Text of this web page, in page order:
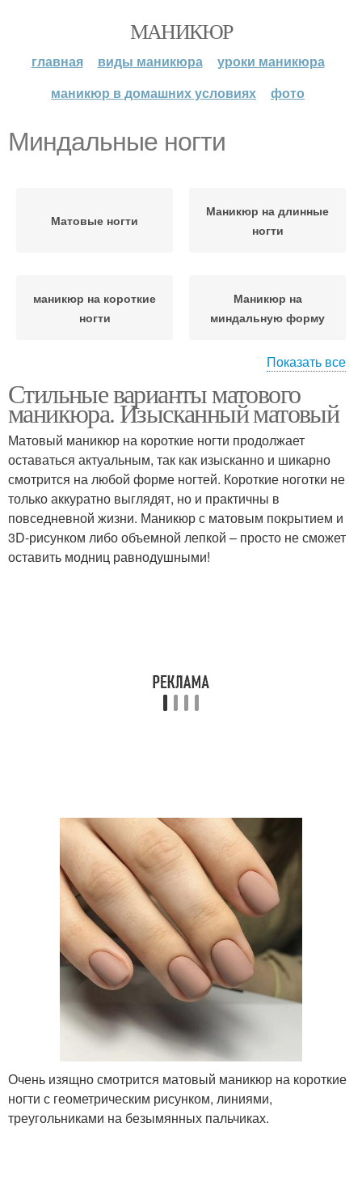
МАНИКЮР
главная виды маникюра
уроки маникюра
маникюр в домашних условиях
фото
Миндальные ногти
Матовые ногти
Маникюр на длинные
ногти
маникюр на короткие
ногти
Маникюр на
миндальную форму
Френч на ногтях
ногти
Показать все
Стильные варианты матового
маникюра. Изысканный матовый
Матовый маникюр на короткие ногти продолжает
оставаться актуальным, так как изысканно и шикарно
смотрится на любой форме ногтей. Короткие ноготки не
только аккуратно выглядят, но и практичны в
повседневной жизни. Маникюр с матовым покрытием и
3D-рисунком либо объемной лепкой – просто не сможет
оставить модниц равнодушными!
Очень изящно смотрится матовый маникюр на короткие
ногти с геометрическим рисунком, линиями,
треугольниками на безымянных пальчиках.